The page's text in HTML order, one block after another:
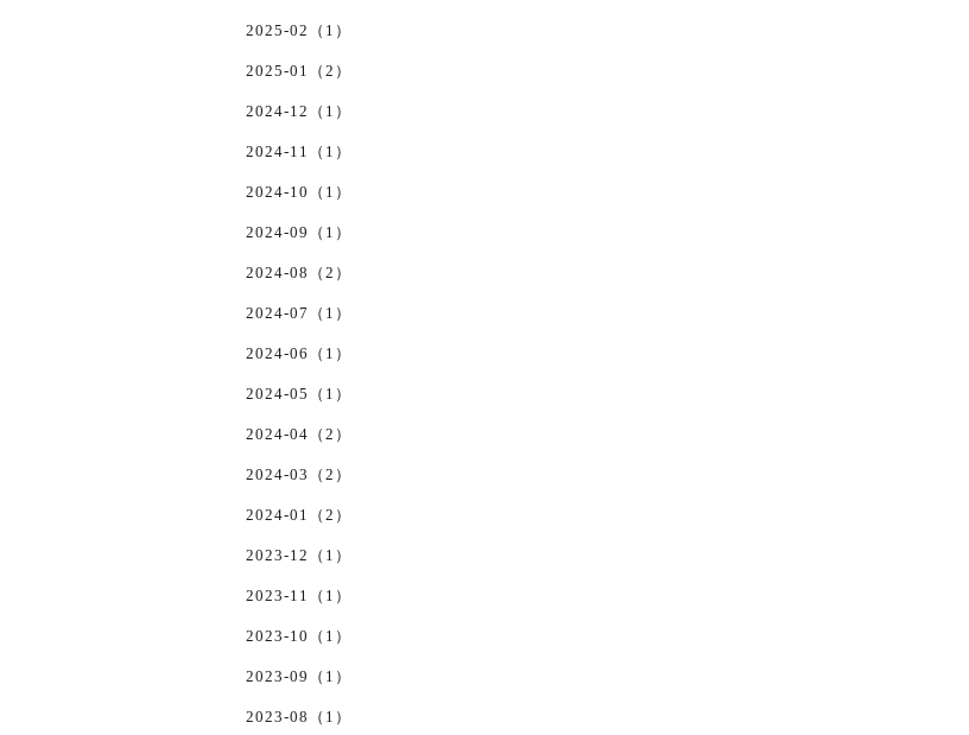
2025-02（1）
2025-01（2）
2024-12（1）
2024-11（1）
2024-10（1）
2024-09（1）
2024-08（2）
2024-07（1）
2024-06（1）
2024-05（1）
2024-04（2）
2024-03（2）
2024-01（2）
2023-12（1）
2023-11（1）
2023-10（1）
2023-09（1）
2023-08（1）